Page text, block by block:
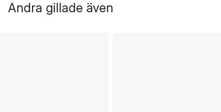
Andra gillade även